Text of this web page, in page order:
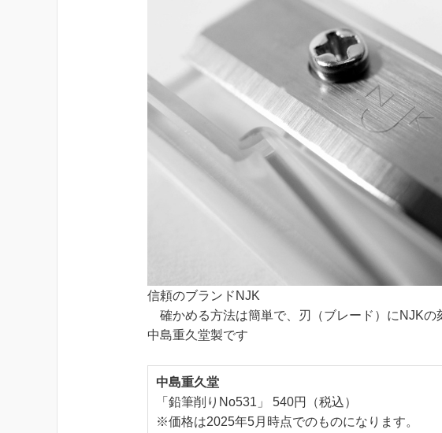
信頼のブランドNJK
確かめる方法は簡単で、刃（ブレード）にNJKの
中島重久堂製です
中島重久堂
「鉛筆削りNo531」 540円（税込）
※価格は2025年5月時点でのものになります。